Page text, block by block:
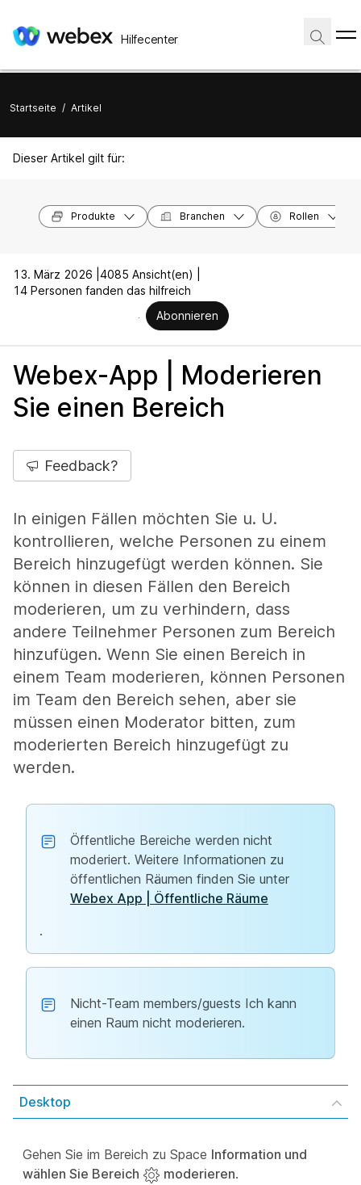
Hilfecenter
Startseite / Artikel
Dieser Artikel gilt für:
Produkte Branchen Rollen
13. März 2026 | 4085 Ansicht(en) |
14 Personen fanden das hilfreich
Abonnieren
Webex-App | Moderieren
Sie einen Bereich
Feedback?
In einigen Fällen möchten Sie u. U.
kontrollieren, welche Personen zu einem
Bereich hinzugefügt werden können. Sie
können in diesen Fällen den Bereich
moderieren, um zu verhindern, dass
andere Teilnehmer Personen zum Bereich
hinzufügen. Wenn Sie einen Bereich in
einem Team moderieren, können Personen
im Team den Bereich sehen, aber sie
müssen einen Moderator bitten, zum
moderierten Bereich hinzugefügt zu
werden.
Öffentliche Bereiche werden nicht
moderiert. Weitere Informationen zu
öffentlichen Räumen finden Sie unter
Webex App | Öffentliche Räume
.
Nicht-Team members/guests Ich kann
einen Raum nicht moderieren.
Desktop
Gehen Sie im Bereich zu Space Information und
wählen Sie Bereich
moderieren.